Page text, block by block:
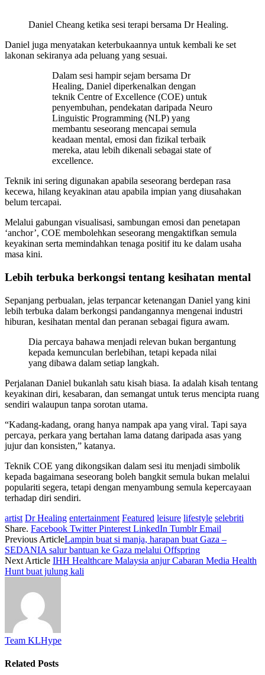
Daniel Cheang ketika sesi terapi bersama Dr Healing.
Daniel juga menyatakan keterbukaannya untuk kembali ke set
lakonan sekiranya ada peluang yang sesuai.
Dalam sesi hampir sejam bersama Dr
Healing, Daniel diperkenalkan dengan
teknik Centre of Excellence (COE) untuk
penyembuhan, pendekatan daripada Neuro
Linguistic Programming (NLP) yang
membantu seseorang mencapai semula
keadaan mental, emosi dan fizikal terbaik
mereka, atau lebih dikenali sebagai state of
excellence.
Teknik ini sering digunakan apabila seseorang berdepan rasa
kecewa, hilang keyakinan atau apabila impian yang diusahakan
belum tercapai.
Melalui gabungan visualisasi, sambungan emosi dan penetapan
‘anchor’, COE membolehkan seseorang mengaktifkan semula
keyakinan serta memindahkan tenaga positif itu ke dalam usaha
masa kini.
Lebih terbuka berkongsi tentang kesihatan mental
Sepanjang perbualan, jelas terpancar ketenangan Daniel yang kini
lebih terbuka dalam berkongsi pandangannya mengenai industri
hiburan, kesihatan mental dan peranan sebagai figura awam.
Dia percaya bahawa menjadi relevan bukan bergantung
kepada kemunculan berlebihan, tetapi kepada nilai
yang dibawa dalam setiap langkah.
Perjalanan Daniel bukanlah satu kisah biasa. Ia adalah kisah tentang
keyakinan diri, kesabaran, dan semangat untuk terus mencipta ruang
sendiri walaupun tanpa sorotan utama.
“Kadang-kadang, orang hanya nampak apa yang viral. Tapi saya
percaya, perkara yang bertahan lama datang daripada asas yang
jujur dan konsisten,” katanya.
Teknik COE yang dikongsikan dalam sesi itu menjadi simbolik
kepada bagaimana seseorang boleh bangkit semula bukan melalui
populariti segera, tetapi dengan menyambung semula kepercayaan
terhadap diri sendiri.
artist Dr Healing entertainment Featured leisure lifestyle selebriti
Share. Facebook Twitter Pinterest LinkedIn Tumblr Email
Previous ArticleLampin buat si manja, harapan buat Gaza –
SEDANIA salur bantuan ke Gaza melalui Offspring
Next Article IHH Healthcare Malaysia anjur Cabaran Media Health
Hunt buat julung kali
Team KLHype
Related Posts